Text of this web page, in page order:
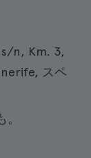
n, Km. 3,
スペ